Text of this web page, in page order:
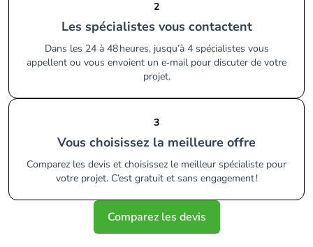
2
Les spécialistes vous contactent
Dans les 24 à 48 heures, jusqu’à 4 spécialistes vous
appellent ou vous envoient un e‑mail pour discuter de votre
projet.
3
Vous choisissez la meilleure offre
Comparez les devis et choisissez le meilleur spécialiste pour
votre projet. C’est gratuit et sans engagement !
Comparez les devis